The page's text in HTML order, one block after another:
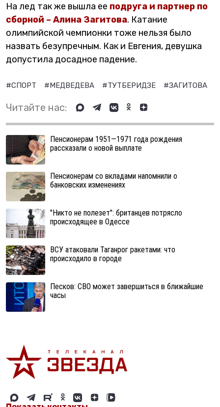
На лед так же вышла ее подруга и партнер по
сборной – Алина Загитова. Катание
олимпийской чемпионки тоже нельзя было
назвать безупречным. Как и Евгения, девушка
допустила досадное падение.
#СПОРТ #МЕДВЕДЕВА #ТУТБЕРИДЗЕ #ЗАГИТОВА
Читайте нас:
Пенсионерам 1951—1971 года рождения
рассказали о новой выплате
Пенсионерам со вкладами напомнили о
банковских изменениях
"Никто не полезет": британцев потрясло
происходящее в Одессе
ВСУ атаковали Таганрог ракетами: что
происходило в городе
Песков: СВО может завершиться в ближайшие
часы